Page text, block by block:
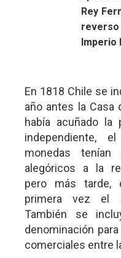
Rey
Imperio
En 1818 Chile se
año antes la Casa
había acuñado la
independiente,
monedas tenían
alegóricos a la
pero más tarde,
primera vez el
También se
denominación
comerciales entre